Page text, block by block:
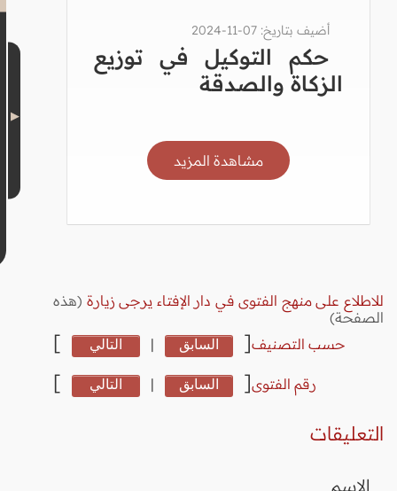
أضيف بتاريخ: 07-11-2024
حكم التوكيل في توزيع
الزكاة والصدقة
مشاهدة المزيد
للاطلاع على منهج الفتوى في دار الإفتاء يرجى زيارة (هذه
الصفحة)
حسب التصنيف[ السابق | التالي ]
رقم الفتوى[ السابق | التالي ]
التعليقات
الاسم